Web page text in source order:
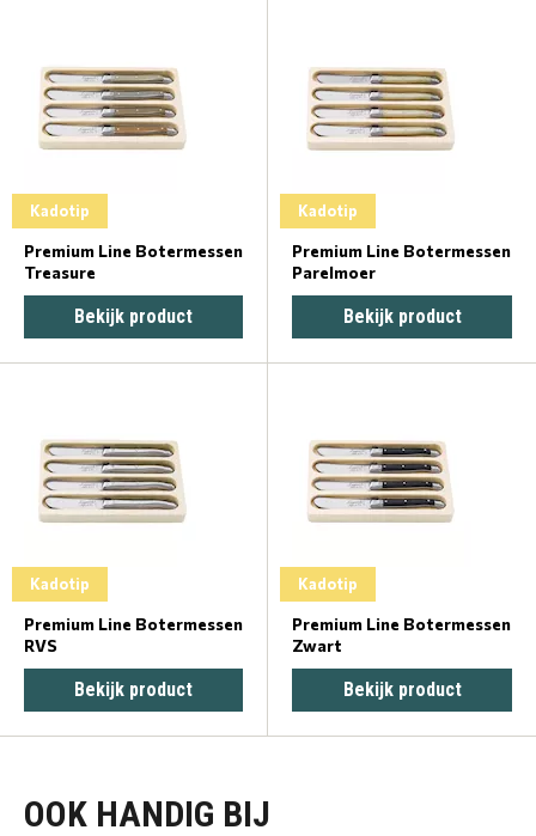
Kadotip
Premium Line Botermessen
Treasure
Bekijk product
Kadotip
Premium Line Botermessen
Parelmoer
Bekijk product
Kadotip
Premium Line Botermessen
RVS
Bekijk product
Kadotip
Premium Line Botermessen
Zwart
Bekijk product
OOK HANDIG BIJ